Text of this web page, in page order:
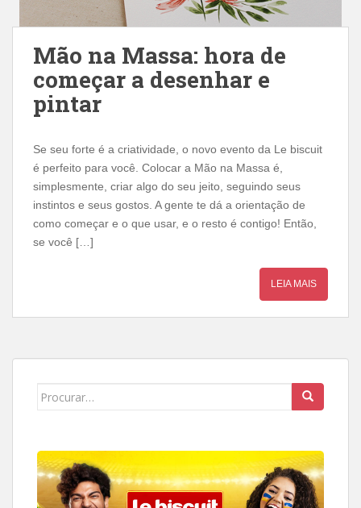
Mão na Massa: hora de
começar a desenhar e
pintar
Se seu forte é a criatividade, o novo evento da Le biscuit
é perfeito para você. Colocar a Mão na Massa é,
simplesmente, criar algo do seu jeito, seguindo seus
instintos e seus gostos. A gente te dá a orientação de
como começar e o que usar, e o resto é contigo! Então,
se você […]
LEIA MAIS
Search